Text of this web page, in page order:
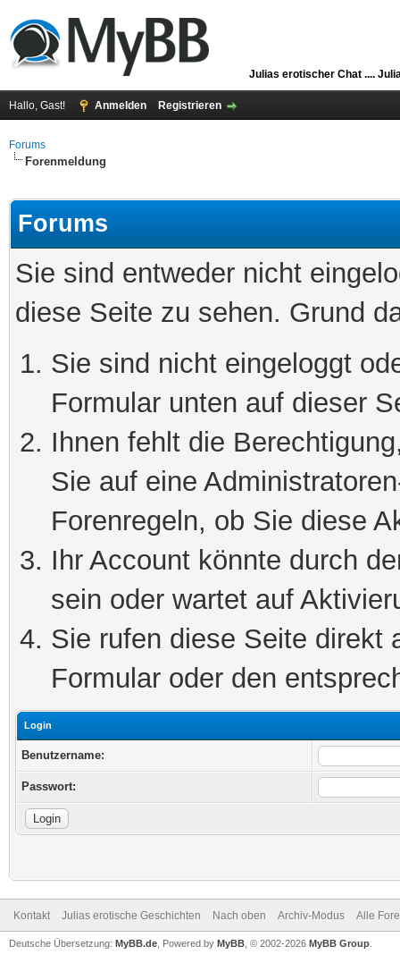
Julias erotischer Chat ....
Hallo, Gast! Anmelden Registrieren
Forums
Forenmeldung
Forums
Sie sind entweder nicht
diese Seite zu sehen. Grund
Sie sind nicht eingeloggt
Formular unten auf dieser
Ihnen fehlt die
Sie auf eine
Forenregeln, ob Sie diese
Ihr Account könnte durch
sein oder wartet auf
Sie rufen diese Seite direkt
Formular oder den
Login
Benutzername:
Passwort:
Kontakt Julias erotische Geschichten Nach oben Archiv-Modus Alle
Deutsche Übersetzung: MyBB.de , Powered by MyBB , © 2002-2026 MyBB Group